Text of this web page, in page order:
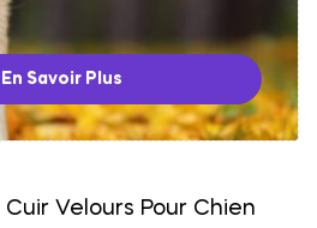
En Savoir Plus
Velours Pour Chien